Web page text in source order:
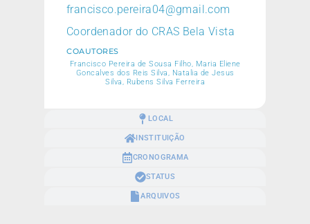
LOCAL
INSTITUIÇÃO
CRONOGRAMA
STATUS
ARQUIVOS
francisco.pereira04@gmail.com
Coordenador do CRAS Bela Vista
COAUTORES
Francisco Pereira de Sousa Filho, Maria Eliene
Goncalves dos Reis Silva, Natalia de Jesus
Silva, Rubens Silva Ferreira